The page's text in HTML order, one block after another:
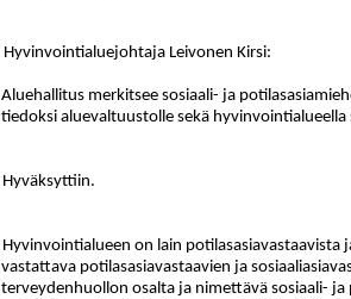
Hyvinvointialuejohtaja Leivonen Kirsi:
Aluehallitus merkitsee sosiaali- ja
tiedoksi aluevaltuustolle sekä
Hyväksyttiin.
Hyvinvointialueen on lain potilasasiavastaavista
vastattava potilasasiavastaavien ja
terveydenhuollon osalta ja nimettävä sosiaali-